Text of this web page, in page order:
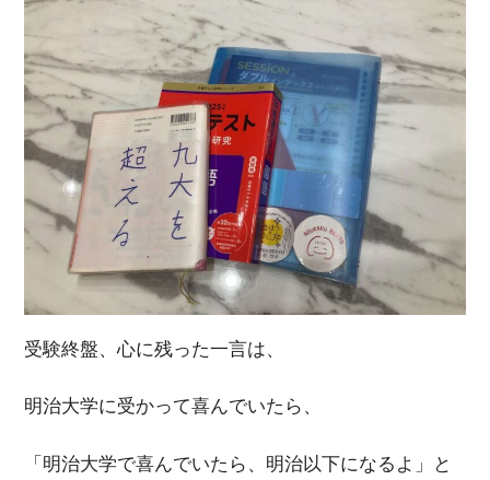
受験終盤、心に残った一言は、
明治大学に受かって喜んでいたら、
「明治大学で喜んでいたら、明治以下になるよ」と